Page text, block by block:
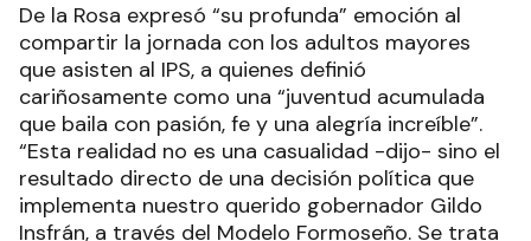
De la Rosa expresó “su profunda” emoción al
compartir la jornada con los adultos mayores
que asisten al IPS, a quienes definió
cariñosamente como una “juventud acumulada
que baila con pasión, fe y una alegría increíble”.
“Esta realidad no es una casualidad -dijo- sino el
resultado directo de una decisión política que
implementa nuestro querido gobernador Gildo
Insfrán, a través del Modelo Formoseño. Se trata